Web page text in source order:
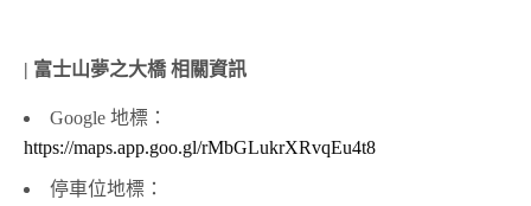
| 富士山夢之大橋 相關資訊
Google 地標：
https://maps.app.goo.gl/rMbGLukrXRvqEu4t8
停車位地標：